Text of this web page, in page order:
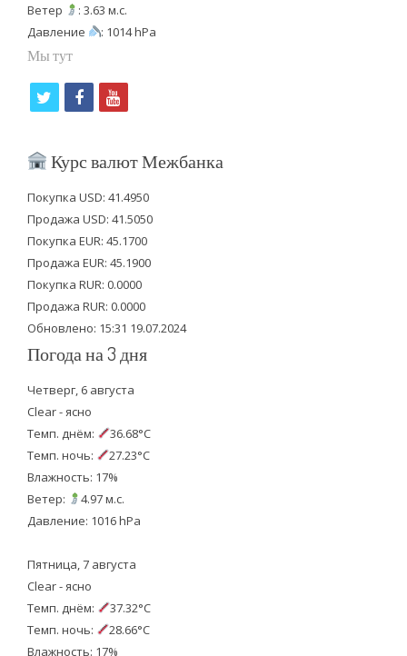
Ветер
: 3.63 м.с.
Давление
: 1014 hPa
Мы тут
i
t
e
r
f
b
o
o
k
y
u
b
e
Курс валют Межбанка
Покупка USD: 41.4950
Продажа USD: 41.5050
Покупка EUR: 45.1700
Продажа EUR: 45.1900
Покупка RUR: 0.0000
Продажа RUR: 0.0000
Обновлено: 15:31 19.07.2024
Погода на 3 дня
Четверг, 6 августа
Clear - ясно
Темп. днём:
36.68°C
Темп. ночь:
27.23°C
Влажность: 17%
Ветер:
4.97 м.с.
Давление: 1016 hPa
Пятница, 7 августа
Clear - ясно
Темп. днём:
37.32°C
Темп. ночь:
28.66°C
Влажность: 17%